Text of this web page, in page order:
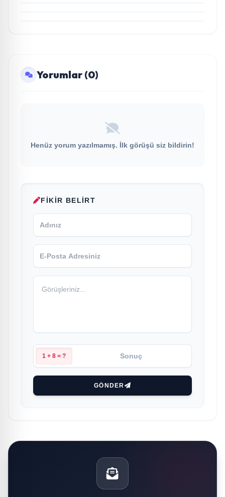
Yorumlar (0)
Henüz yorum yazılmamış. İlk görüşü siz bildirin!
FIKIR BELIRT
1 + 8 = ?
GÖNDER